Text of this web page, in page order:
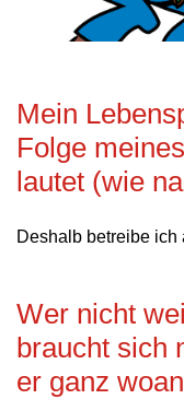
Mein
Folge
lautet (wie
Deshalb betreibe ich
Wer nicht
braucht sich
er ganz